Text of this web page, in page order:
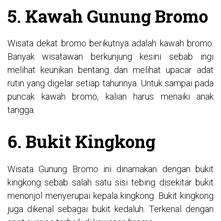
5. Kawah Gunung Bromo
Wisata dekat bromo berikutnya adalah kawah bromo.
Banyak wisatawan berkunjung kesini sebab ingi
melihat keunikan bentang dan melihat upacar adat
rutin yang digelar setiap tahunnya. Untuk sampai pada
puncak kawah bromo, kalian harus menaiki anak
tangga.
6. Bukit Kingkong
Wisata Gunung Bromo ini dinamakan dengan bukit
kingkong sebab salah satu sisi tebing disekitar bukit
menonjol menyerupai kepala kingkong. Bukit kingkong
juga dikenal sebagai bukit kedaluh. Terkenal dengan